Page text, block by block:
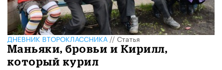
ДНЕВНИК ВТОРОКЛАССНИКА//Статья
Маньяки, бровьи и Кирилл,
который курил